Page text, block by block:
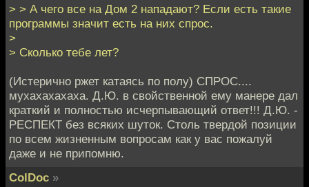
> > А чего все на Дом 2 нападают? Если есть такие
программы значит есть на них спрос.
>
> Сколько тебе лет?
(Истерично ржет катаясь по полу) СПРОС....
мухахахахаха. Д.Ю. в свойственной ему манере дал
краткий и полностью исчерпывающий ответ!!! Д.Ю. -
РЕСПЕКТ без всяких шуток. Столь твердой позиции
по всем жизненным вопросам как у вас пожалуй
даже и не припомню.
ColDoc »